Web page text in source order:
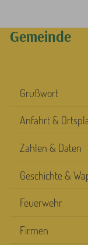
Gemeinde
Grußwort
Anfahrt &
Zahlen & Daten
Geschichte &
Feuerwehr
Firmen